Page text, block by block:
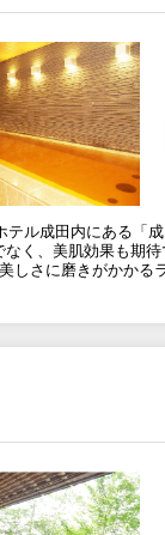
ル成田内にある「
く、美肌効果も期
しさに磨きがかかる